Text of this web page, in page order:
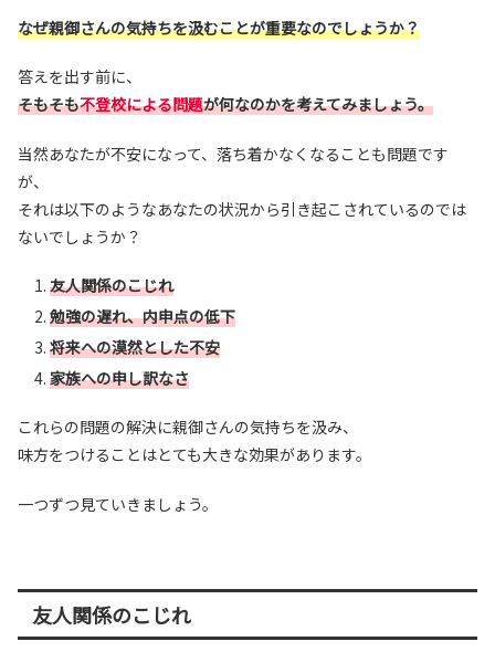
なぜ親御さんの気持ちを汲むことが重要なのでしょうか？
答えを出す前に、
そもそも不登校による問題が何なのかを考えてみましょう。
当然あなたが不安になって、落ち着かなくなることも問題です
が、
それは以下のようなあなたの状況から引き起こされているのでは
ないでしょうか？
友人関係のこじれ
勉強の遅れ、内申点の低下
将来への漠然とした不安
家族への申し訳なさ
これらの問題の解決に親御さんの気持ちを汲み、
味方をつけることはとても大きな効果があります。
一つずつ見ていきましょう。
友人関係のこじれ